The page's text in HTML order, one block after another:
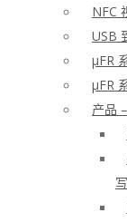
NFC
USB
μFR
μFR
产品